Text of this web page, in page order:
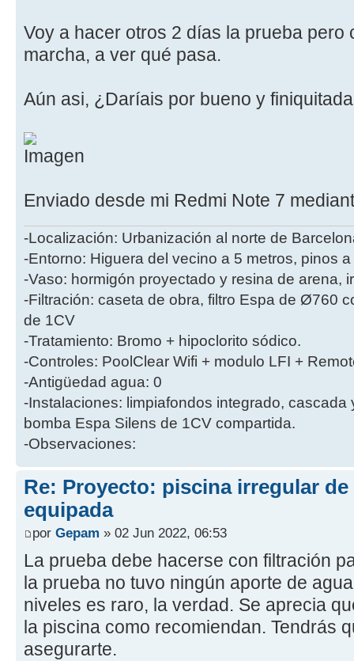
Voy a hacer otros 2 días la prueba pero
marcha, a ver qué pasa.
Aún asi, ¿Daríais por bueno y
Enviado desde mi Redmi Note 7
-Localización: Urbanización al norte de
-Entorno: Higuera del vecino a 5 metros, pinos
-Vaso: hormigón proyectado y resina de arena,
-Filtración: caseta de obra, filtro Espa de Ø760
de 1CV
-Tratamiento: Bromo + hipoclorito sódico.
-Controles: PoolClear Wifi + modulo LFI +
-Antigüedad agua: 0
-Instalaciones: limpiafondos integrado,
bomba Espa Silens de 1CV compartida.
-Observaciones:
Re: Proyecto: piscina irregular
equipada
por Gepam » 02 Jun 2022, 06:53
La prueba debe hacerse con filtración
la prueba no tuvo ningún aporte de
niveles es raro, la verdad. Se aprecia
la piscina como recomiendan. Tendrás
asegurarte.